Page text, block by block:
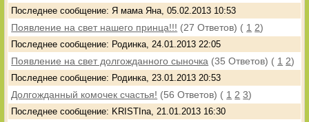
Последнее сообщение: Я мама Яна, 05.02.2013 10:53
Появление на свет нашего принца!!! (27 Ответов) ( 1 2)
Последнее сообщение: Родинка, 24.01.2013 22:05
Появление на свет долгожданного сыночка (35 Ответов) ( 1 2)
Последнее сообщение: Родинка, 23.01.2013 20:53
Долгожданный комочек счастья! (56 Ответов) ( 1 2 3)
Последнее сообщение: KRISTIna, 21.01.2013 16:30